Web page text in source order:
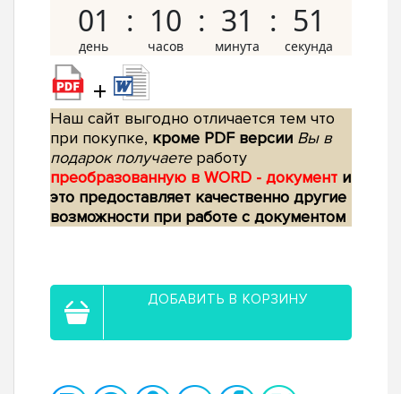
01 10 31 50
+
Наш сайт выгодно отличается тем что
при покупке, кроме PDF версии Вы в
подарок получаетеработу
преобразованную в WORD - документ и
это предоставляет качественно другие
возможности при работе с документом
ДОБАВИТЬ В КОРЗИНУ